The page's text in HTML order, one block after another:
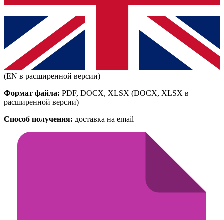
(EN в расширенной версии)
Формат файла: PDF, DOCX, XLSX (DOCX, XLSX в
расширенной версии)
Способ получения: доставка на email